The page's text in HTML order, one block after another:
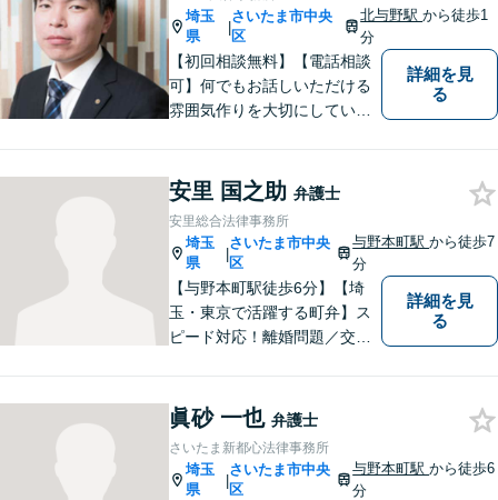
埼玉
県
|
さいたま市中央
区
北与野駅から徒歩1
分
【初回相談無料】【電話相談
可】何でもお話しいただける
雰囲気作りを大切にしていま
をお聞きになってからの判断
で構いませんので、トラブル
でお困りの方は一人で悩ま
ず、一度お気軽にご相談下さ
い。
詳細を見
る
安里 国之助 弁護士
安里総合法律事務所
埼玉
県
|
さいたま市中央
区
与野本町駅から徒歩7
分
【与野本町駅徒歩6分】【埼
玉・東京で活躍する町弁】ス
ピード対応！離婚問題／交通
気軽にご相談ください！皆様
が平穏な日々を取り戻せるよ
う、尽力してまいります。
【土日祝・夜間対応◎】
詳細を見
る
眞砂 一也 弁護士
さいたま新都心法律事務所
埼玉
県
|
さいたま市中央
区
与野本町駅から徒歩6
分